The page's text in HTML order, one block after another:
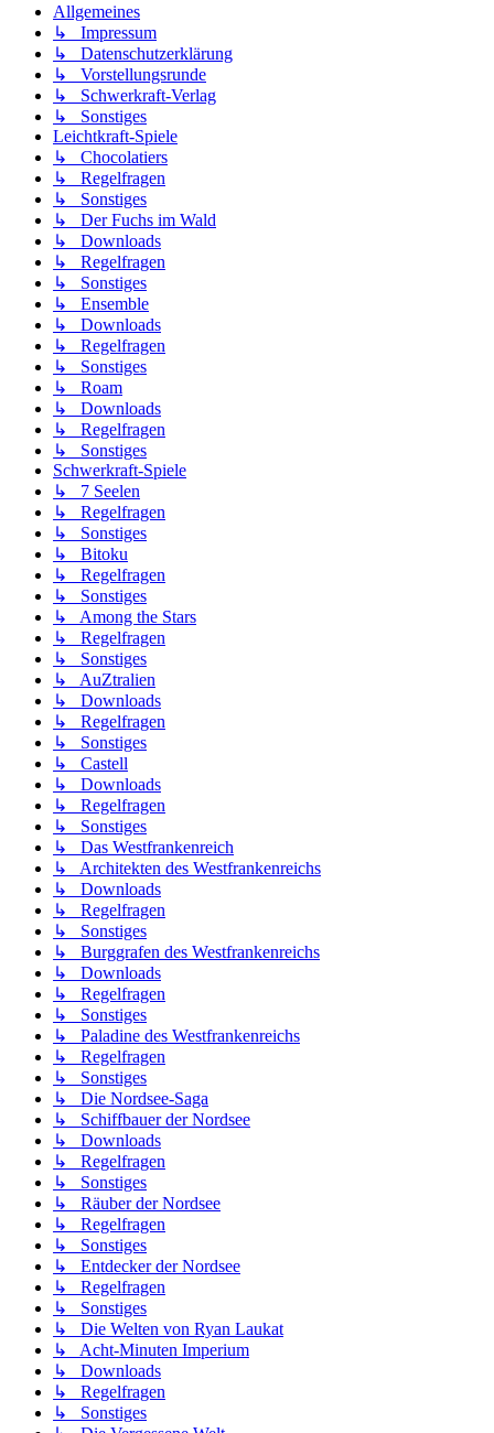
Allgemeines
↳ Impressum
↳ Datenschutzerklärung
↳ Vorstellungsrunde
↳ Schwerkraft-Verlag
↳ Sonstiges
Leichtkraft-Spiele
↳ Chocolatiers
↳ Regelfragen
↳ Sonstiges
↳ Der Fuchs im Wald
↳ Downloads
↳ Regelfragen
↳ Sonstiges
↳ Ensemble
↳ Downloads
↳ Regelfragen
↳ Sonstiges
↳ Roam
↳ Downloads
↳ Regelfragen
↳ Sonstiges
Schwerkraft-Spiele
↳ 7 Seelen
↳ Regelfragen
↳ Sonstiges
↳ Bitoku
↳ Regelfragen
↳ Sonstiges
↳ Among the Stars
↳ Regelfragen
↳ Sonstiges
↳ AuZtralien
↳ Downloads
↳ Regelfragen
↳ Sonstiges
↳ Castell
↳ Downloads
↳ Regelfragen
↳ Sonstiges
↳ Das Westfrankenreich
↳ Architekten des Westfrankenreichs
↳ Downloads
↳ Regelfragen
↳ Sonstiges
↳ Burggrafen des Westfrankenreichs
↳ Downloads
↳ Regelfragen
↳ Sonstiges
↳ Paladine des Westfrankenreichs
↳ Regelfragen
↳ Sonstiges
↳ Die Nordsee-Saga
↳ Schiffbauer der Nordsee
↳ Downloads
↳ Regelfragen
↳ Sonstiges
↳ Räuber der Nordsee
↳ Regelfragen
↳ Sonstiges
↳ Entdecker der Nordsee
↳ Regelfragen
↳ Sonstiges
↳ Die Welten von Ryan Laukat
↳ Acht-Minuten Imperium
↳ Downloads
↳ Regelfragen
↳ Sonstiges